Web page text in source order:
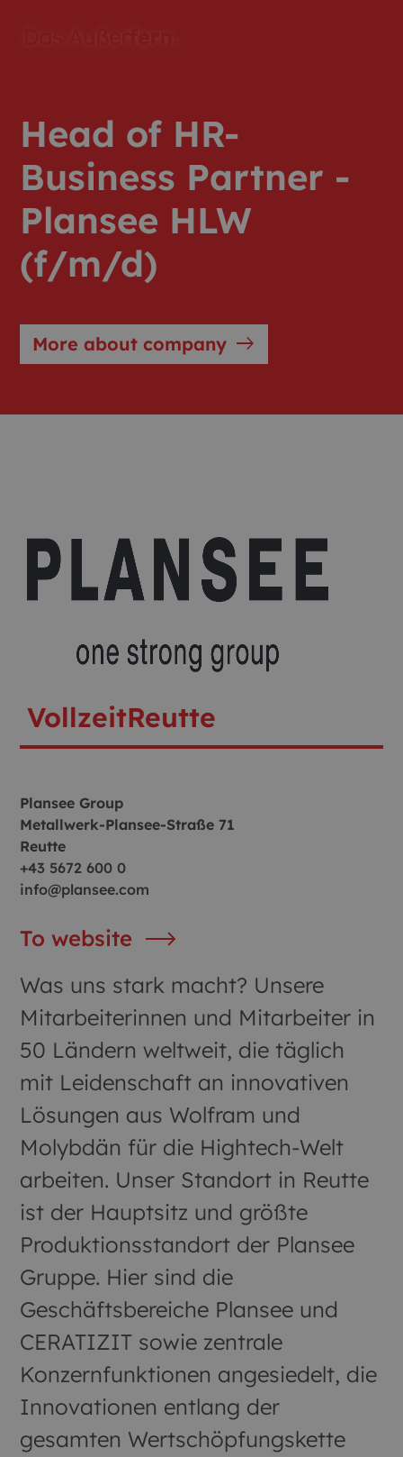
Head of HR-
Business Partner -
Plansee HLW
(f/m/d)
More about company east
VollzeitReutte
Plansee Group
Metallwerk-Plansee-Straße 71
Reutte
+43 5672 600 0
info@plansee.com
To website
Was uns stark macht? Unsere
Mitarbeiterinnen und Mitarbeiter in
50 Ländern weltweit, die täglich
mit Leidenschaft an innovativen
Lösungen aus Wolfram und
Molybdän für die Hightech-Welt
arbeiten. Unser Standort in Reutte
ist der Hauptsitz und größte
Produktionsstandort der Plansee
Gruppe. Hier sind die
Geschäftsbereiche Plansee und
CERATIZIT sowie zentrale
Konzernfunktionen angesiedelt, die
Innovationen entlang der
gesamten Wertschöpfungskette